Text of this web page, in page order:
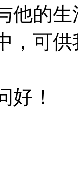
他的
，可
！